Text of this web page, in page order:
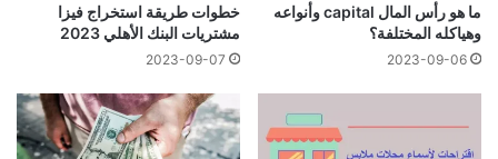
ما هو رأس المال capital وأنواعه
وهياكله المختلفة؟
2023-09-06
خطوات طريقة استخراج فيزا
مشتريات البنك الأهلي 2023
2023-09-07